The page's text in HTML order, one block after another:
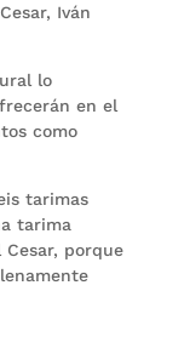
Iván
lo
en el
como
tarimas
tarima
porque